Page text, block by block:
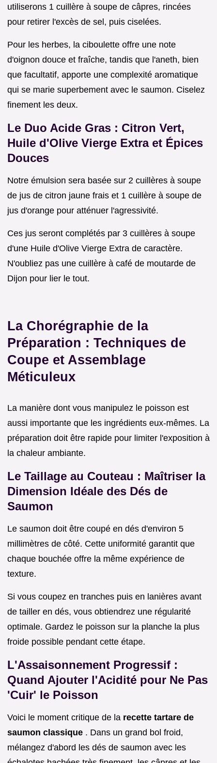
utiliserons 1 cuillère à soupe de câpres, rincées
pour retirer l'excès de sel, puis ciselées.
Pour les herbes, la ciboulette offre une note
d'oignon douce et fraîche, tandis que l'aneth, bien
que facultatif, apporte une complexité aromatique
qui se marie superbement avec le saumon. Ciselez
finement les deux.
Le Duo Acide Gras : Citron Vert,
Huile d'Olive Vierge Extra et Épices
Douces
Notre émulsion sera basée sur 2 cuillères à soupe
de jus de citron jaune frais et 1 cuillère à soupe de
jus d'orange pour atténuer l'agressivité.
Ces jus seront complétés par 3 cuillères à soupe
d'une Huile d'Olive Vierge Extra de caractère.
N'oubliez pas une cuillère à café de moutarde de
Dijon pour lier le tout.
La Chorégraphie de la
Préparation : Techniques de
Coupe et Assemblage
Méticuleux
La manière dont vous manipulez le poisson est
aussi importante que les ingrédients eux-mêmes. La
préparation doit être rapide pour limiter l'exposition à
la chaleur ambiante.
Le Taillage au Couteau : Maîtriser la
Dimension Idéale des Dés de
Saumon
Le saumon doit être coupé en dés d'environ 5
millimètres de côté. Cette uniformité garantit que
chaque bouchée offre la même expérience de
texture.
Si vous coupez en tranches puis en lanières avant
de tailler en dés, vous obtiendrez une régularité
optimale. Gardez le poisson sur la planche la plus
froide possible pendant cette étape.
L'Assaisonnement Progressif :
Quand Ajouter l'Acidité pour Ne Pas
'Cuir' le Poisson
Voici le moment critique de la recette tartare de
saumon classique . Dans un grand bol froid,
mélangez d'abord les dés de saumon avec les